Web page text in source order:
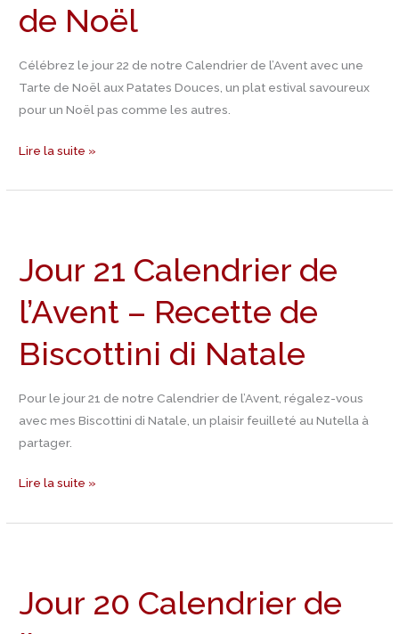
de Noël
Célébrez le jour 22 de notre Calendrier de l’Avent avec une
Tarte de Noël aux Patates Douces, un plat estival savoureux
pour un Noël pas comme les autres.
avec
recette
de
tarte
Noël
Lire la suite »
Jour 21 Calendrier de
l’Avent – Recette de
Biscottini di Natale
Pour le jour 21 de notre Calendrier de l’Avent, régalez-vous
avec mes Biscottini di Natale, un plaisir feuilleté au Nutella à
partager.
Calendrier
de
l’Avent
Recette
Biscottini
di
Natale
Lire la suite »
Jour 20 Calendrier de
Calendrier
de